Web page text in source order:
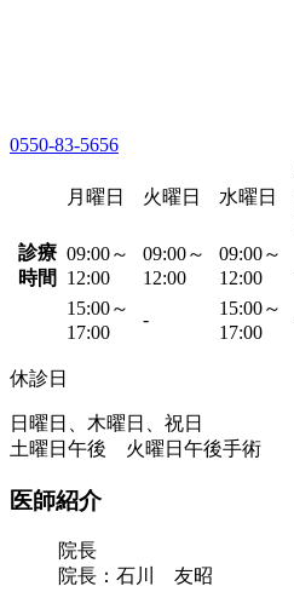
0550-83-5656
月曜日 火曜日 水曜日
診療
時間
09:00～
12:00
09:00～
12:00
09:00～
12:00
15:00～
17:00
-
15:00～
17:00
休診日
日曜日、木曜日、祝日
土曜日午後 火曜日午後手術
医師紹介
院長
院長：石川 友昭